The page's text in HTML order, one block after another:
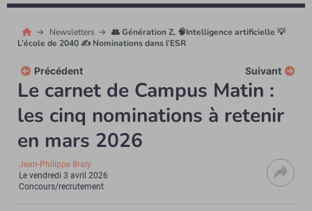
Newsletters
👥 Génération Z, 🧠Intelligence artificielle 💡
L’école de 2040 ✍️ Nominations dans l’ESR
Précédent Suivant
Le carnet de Campus Matin :
les cinq nominations à retenir
en mars 2026
Jean-Philippe Braly
Levendredi 3 avril 2026
Concours/recrutement